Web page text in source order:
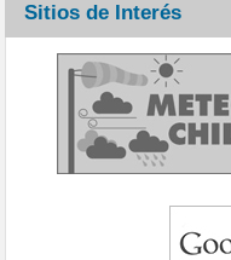
Sitios de Interés